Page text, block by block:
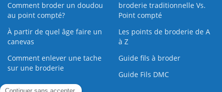
Comment broder un doudou
au point compté?
broderie traditionnelle Vs.
Point compté
À partir de quel âge faire un
canevas
Les points de broderie de A
à Z
Comment enlever une tache
sur une broderie
Guide fils à broder
Guide Fils DMC